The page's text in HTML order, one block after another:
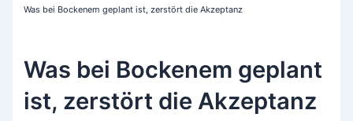
Was bei Bockenem geplant ist, zerstört die Akzeptanz
Was bei Bockenem geplant
ist, zerstört die Akzeptanz